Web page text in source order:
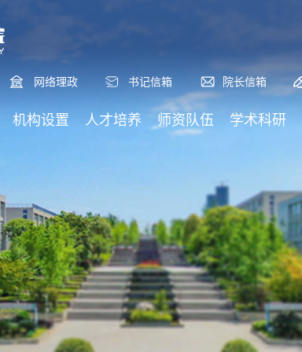
网络理政 书记信箱 院长信箱
机构设置 人才培养 师资队伍 学术科研